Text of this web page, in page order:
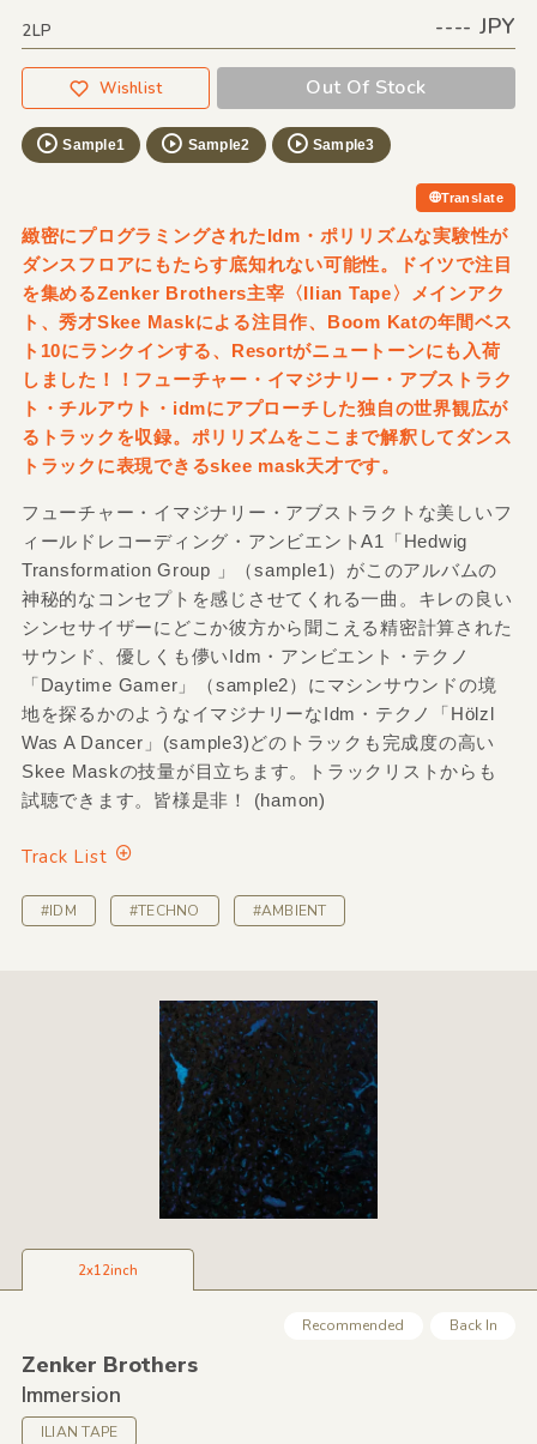
2LP ---- JPY
Wishlist Out Of Stock
Sample1 Sample2 Sample3
Translate
緻密にプログラミングされたIdm・ポリリズムな実験性が
ダンスフロアにもたらす底知れない可能性。ドイツで注目
を集めるZenker Brothers主宰〈Ilian Tape〉メインアク
ト、秀才Skee Maskによる注目作、Boom Katの年間ベス
ト10にランクインする、Resortがニュートーンにも入荷
しました！！フューチャー・イマジナリー・アブストラク
ト・チルアウト・idmにアプローチした独自の世界観広が
るトラックを収録。ポリリズムをここまで解釈してダンス
トラックに表現できるskee mask天才です。
フューチャー・イマジナリー・アブストラクトな美しいフ
ィールドレコーディング・アンビエントA1「Hedwig
Transformation Group 」（sample1）がこのアルバムの
神秘的なコンセプトを感じさせてくれる一曲。キレの良い
シンセサイザーにどこか彼方から聞こえる精密計算された
サウンド、優しくも儚いIdm・アンビエント・テクノ
「Daytime Gamer」（sample2）にマシンサウンドの境
地を探るかのようなイマジナリーなIdm・テクノ「Hölzl
Was A Dancer」(sample3)どのトラックも完成度の高い
Skee Maskの技量が目立ちます。トラックリストからも
試聴できます。皆様是非！ (hamon)
Track List
#IDM #TECHNO #AMBIENT
2x12inch
Recommended Back In
Zenker Brothers
Immersion
ILIAN TAPE